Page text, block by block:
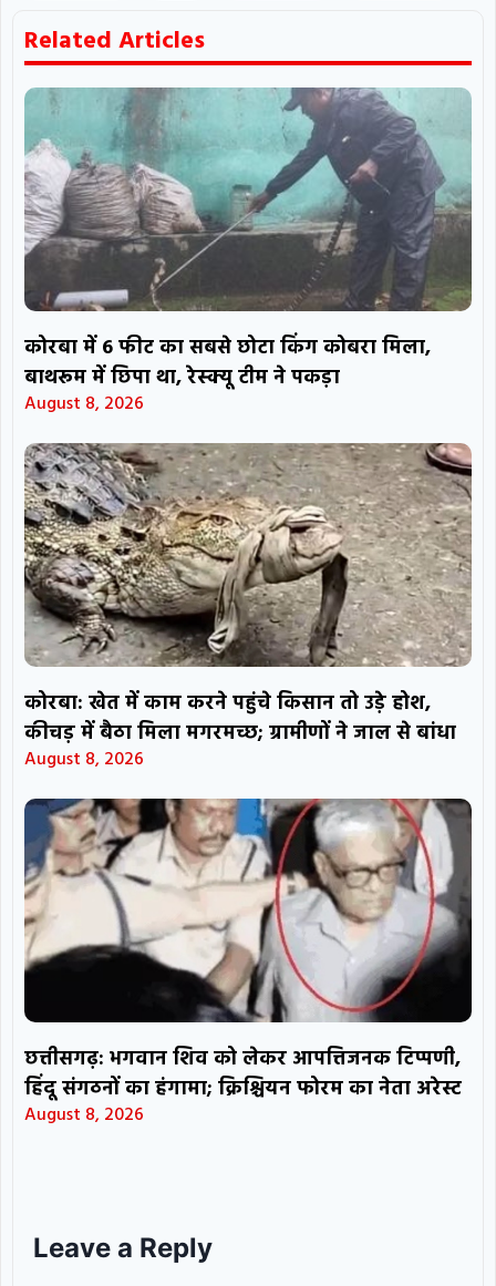
Related Articles
कोरबा में 6 फीट का सबसे छोटा किंग कोबरा मिला,
बाथरूम में छिपा था, रेस्क्यू टीम ने पकड़ा
August 8, 2026
कोरबा: खेत में काम करने पहुंचे किसान तो उड़े होश,
कीचड़ में बैठा मिला मगरमच्छ; ग्रामीणों ने जाल से बांधा
August 8, 2026
छत्तीसगढ़: भगवान शिव को लेकर आपत्तिजनक टिप्पणी,
हिंदू संगठनों का हंगामा; क्रिश्चियन फोरम का नेता अरेस्ट
August 8, 2026
Leave a Reply